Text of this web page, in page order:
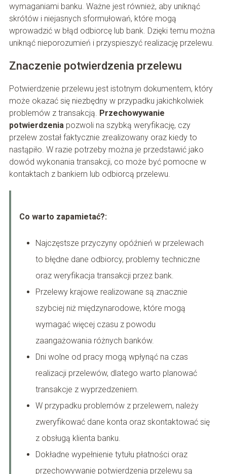
wymaganiami banku. Ważne jest również, aby uniknąć
skrótów i niejasnych sformułowań, które mogą
wprowadzić w błąd odbiorcę lub bank. Dzięki temu można
uniknąć nieporozumień i przyspieszyć realizację przelewu.
Znaczenie potwierdzenia przelewu
Potwierdzenie przelewu jest istotnym dokumentem, który
może okazać się niezbędny w przypadku jakichkolwiek
problemów z transakcją. Przechowywanie
potwierdzeniapozwoli na szybką weryfikację, czy
przelew został faktycznie zrealizowany oraz kiedy to
nastąpiło. W razie potrzeby można je przedstawić jako
dowód wykonania transakcji, co może być pomocne w
kontaktach z bankiem lub odbiorcą przelewu.
Co warto zapamietać?:
Najczęstsze przyczyny opóźnień w przelewach
to błędne dane odbiorcy, problemy techniczne
oraz weryfikacja transakcji przez bank.
Przelewy krajowe realizowane są znacznie
szybciej niż międzynarodowe, które mogą
wymagać więcej czasu z powodu
zaangażowania różnych banków.
Dni wolne od pracy mogą wpłynąć na czas
realizacji przelewów, dlatego warto planować
transakcje z wyprzedzeniem.
W przypadku problemów z przelewem, należy
zweryfikować dane konta oraz skontaktować się
z obsługą klienta banku.
Dokładne wypełnienie tytułu płatności oraz
przechowywanie potwierdzenia przelewu są